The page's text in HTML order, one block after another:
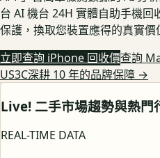
台 AI 機台 24H 實體自助手機
保護，換取您裝置應得的真實價
立即查詢 iPhone 回收價查詢
US3C深耕 10 年的品牌保障 →
Live! 二手市場趨勢與熱門
REAL-TIME DATA